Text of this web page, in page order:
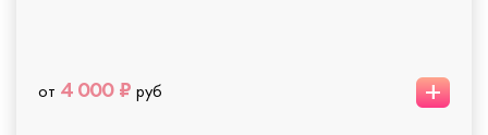
от 4 000 ₽ руб +